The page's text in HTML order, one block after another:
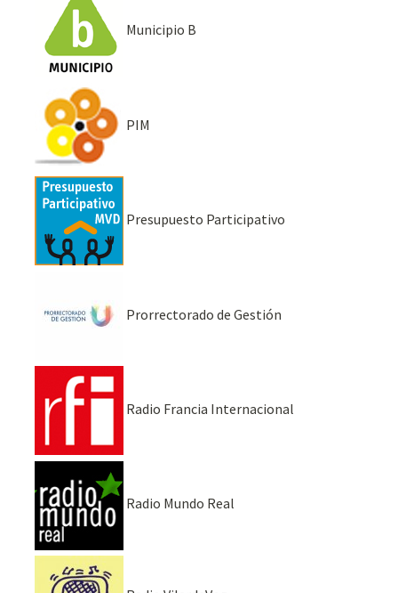
Municipio B
PIM
Presupuesto Participativo
Prorrectorado de Gestión
Radio Francia Internacional
Radio Mundo Real